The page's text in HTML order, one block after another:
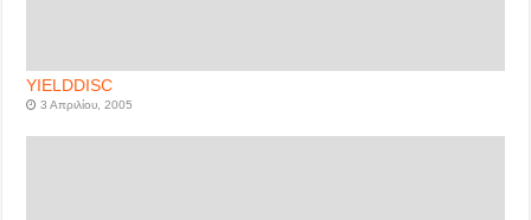
YIELDDISC
3 Απριλίου, 2005